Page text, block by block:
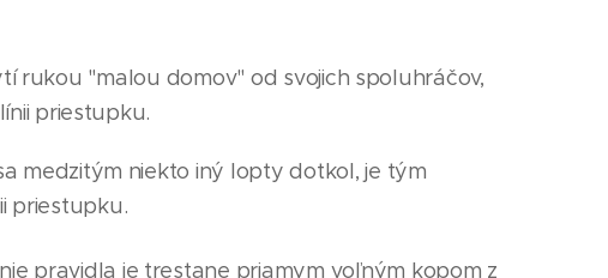
rukou "malou domov" od svojich spoluhráčov,
priestupku.
medzitým niekto iný lopty dotkol, je tým
priestupku.
pravidla je trestane priamym voľným kopom z